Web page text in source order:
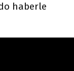
haberle